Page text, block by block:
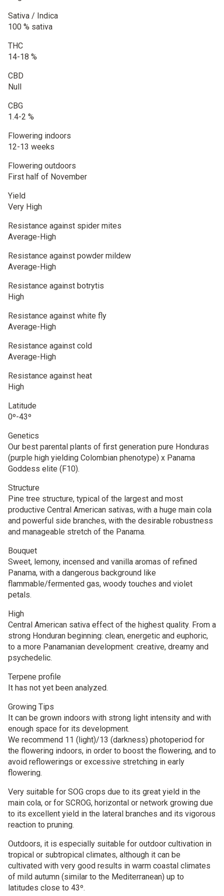
Sativa / Indica
100 % sativa
THC
14-18 %
CBD
Null
CBG
1.4-2 %
Flowering indoors
12-13 weeks
Flowering outdoors
First half of November
Yield
Very High
Resistance against spider mites
Average-High
Resistance against powder mildew
Average-High
Resistance against botrytis
High
Resistance against white fly
Average-High
Resistance against cold
Average-High
Resistance against heat
High
Latitude
0º-43º
Genetics
Our best parental plants of first generation pure Honduras
(purple high yielding Colombian phenotype) x Panama
Goddess elite (F10).
Structure
Pine tree structure, typical of the largest and most
productive Central American sativas, with a huge main cola
and powerful side branches, with the desirable robustness
and manageable stretch of the Panama.
Bouquet
Sweet, lemony, incensed and vanilla aromas of refined
Panama, with a dangerous background like
flammable/fermented gas, woody touches and violet
petals.
High
Central American sativa effect of the highest quality. From a
strong Honduran beginning: clean, energetic and euphoric,
to a more Panamanian development: creative, dreamy and
psychedelic.
Terpene profile
It has not yet been analyzed.
Growing Tips
It can be grown indoors with strong light intensity and with
enough space for its development.
We recommend 11 (light)/13 (darkness) photoperiod for
the flowering indoors, in order to boost the flowering, and to
avoid reflowerings or excessive stretching in early
flowering.
Very suitable for SOG crops due to its great yield in the
main cola, or for SCROG, horizontal or network growing due
to its excellent yield in the lateral branches and its vigorous
reaction to pruning.
Outdoors, it is especially suitable for outdoor cultivation in
tropical or subtropical climates, although it can be
cultivated with very good results in warm coastal climates
of mild autumn (similar to the Mediterranean) up to
latitudes close to 43º.